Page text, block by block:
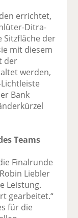
errichtet,
Ditra-
Sitzfläche der
mit diesem
der
werden,
Bank
Teams
Finalrunde
Liebler
Leistung.
gearbeitet.“
für die